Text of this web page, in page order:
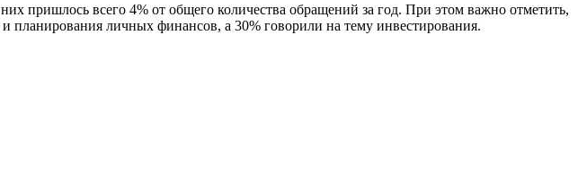
пришлось всего 4% от общего количества обращений за год. При этом важно отметить,
планирования личных финансов, а 30% говорили на тему инвестирования.